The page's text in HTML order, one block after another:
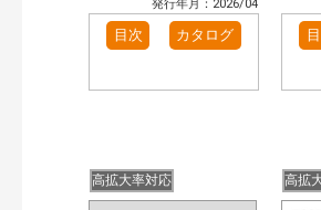
発行年月：2026/04
目次 カタログ
高拡大率対応 高拡